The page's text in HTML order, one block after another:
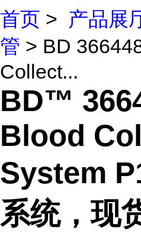
首页 > 产品展
管 > BD
Collect...
BD™
Blood
System
系统，现